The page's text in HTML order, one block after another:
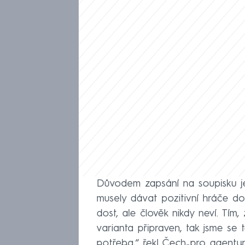
Důvodem zapsání na soupisku
musely dávat pozitivní hráče
dost, ale člověk nikdy neví.
varianta připraven, tak jsme